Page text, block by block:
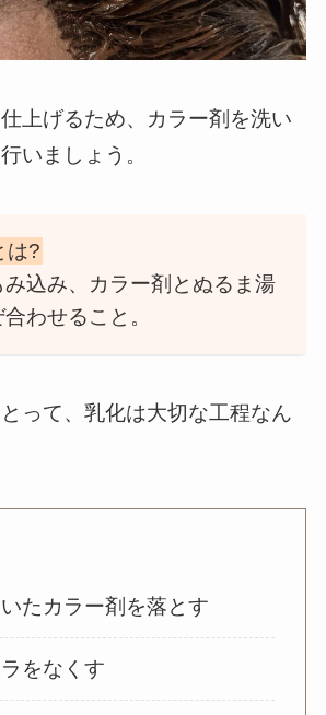
上げるため、カラー剤を洗い
いましょう。
は?
み込み、カラー剤とぬるま湯
わせること。
って、乳化は大切な工程なん
たカラー剤を落とす
をなくす